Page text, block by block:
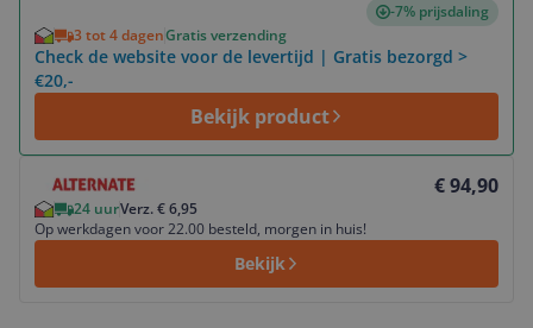
-7% prijsdaling
3 tot 4 dagenGratis verzending
Check de website voor de levertijd | Gratis bezorgd >
€20,-
Bekijk product
€ 94,90
24 uurVerz. € 6,95
Op werkdagen voor 22.00 besteld, morgen in huis!
Bekijk